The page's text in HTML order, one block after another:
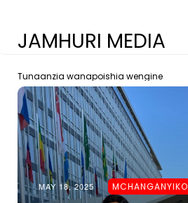
JAMHURI MEDIA
Tunaanzia wanapoishia wengine
MAY 18, 2025 MCHANGANYIKO